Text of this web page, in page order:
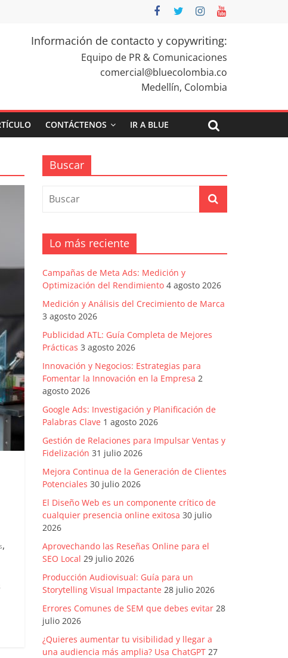
Información de contacto y copywriting:
Equipo de PR & Comunicaciones
comercial@bluecolombia.co
Medellín, Colombia
CONTÁCTENOS IR A BLUE
,
Buscar
Lo más reciente
Campañas de Meta Ads: Medición y
Optimización del Rendimiento 4 agosto 2026
Medición y Análisis del Crecimiento de Marca
3 agosto 2026
Publicidad ATL: Guía Completa de Mejores
Prácticas 3 agosto 2026
Innovación y Negocios: Estrategias para
Fomentar la Innovación en la Empresa 2
agosto 2026
Google Ads: Investigación y Planificación de
Palabras Clave 1 agosto 2026
Gestión de Relaciones para Impulsar Ventas y
Fidelización 31 julio 2026
Mejora Continua de la Generación de Clientes
Potenciales 30 julio 2026
El Diseño Web es un componente crítico de
cualquier presencia online exitosa 30 julio
2026
Aprovechando las Reseñas Online para el
SEO Local 29 julio 2026
Producción Audiovisual: Guía para un
Storytelling Visual Impactante 28 julio 2026
Errores Comunes de SEM que debes evitar 28
julio 2026
¿Quieres aumentar tu visibilidad y llegar a
una audiencia más amplia? Usa ChatGPT 27